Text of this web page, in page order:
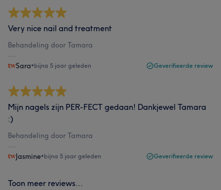
Very nice nail and treatment
Behandeling door Tamara
Sara•bijna 5 jaar geleden Geverifieerde review
Mijn nagels zijn PER-FECT gedaan! Dankjewel Tamara
:)
Behandeling door Tamara
Jasmine•bijna 5 jaar geleden Geverifieerde review
Toon meer reviews...